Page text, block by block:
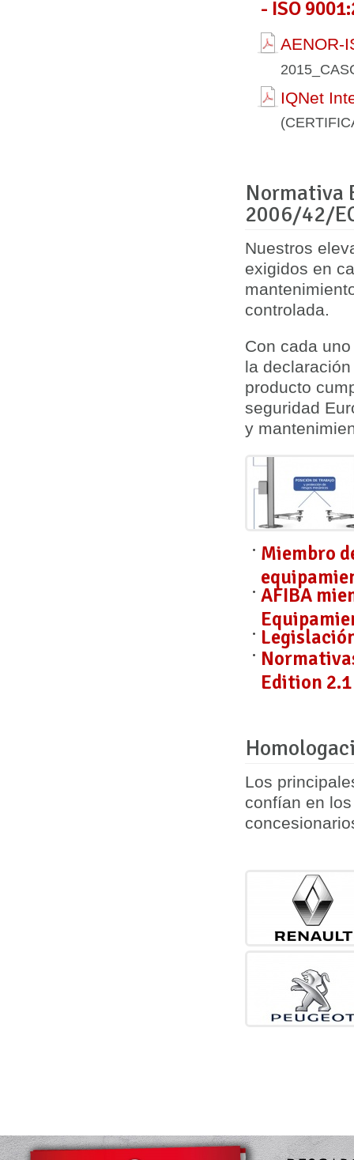
- ISO
AENOR-
IQNet
Normativa
2006/42/
Nuestros
exigidos en
controlada.
Con cada
la
producto
seguridad
y
Miembro
AFIBA
Edition
Los
confían en